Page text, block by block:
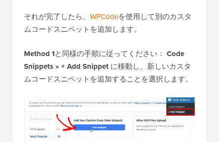
それが完了したら、 WPCodeを使用して別のカスタ
ムコードスニペットを追加します。
Method 1と同様の手順に従ってください： Code
Snippets » + Add Snippet に移動し、新しいカスタ
ムコードスニペットを追加することを選択します。